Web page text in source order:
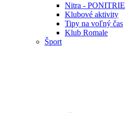
Nitra - PONITRIE
Klubové aktivity
Tipy na voľný čas
Klub Romale
Šport